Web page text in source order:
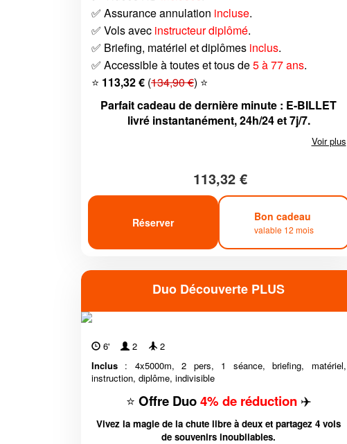
✅ Assurance annulation incluse.
✅ Vols avec instructeur diplômé.
✅ Briefing, matériel et diplômes inclus.
✅ Accessible à toutes et tous de5 à 77 ans.
⭐ 113,32 € (134,90 €) ⭐
Parfait cadeau de dernière minute : E-BILLET
livré instantanément, 24h/24 et 7j/7.
Voir plus
113,32 €
Réserver Bon cadeau
valable 12 mois
Duo Découverte PLUS
6' 2
2
Inclus : 4x5000m, 2 pers, 1 séance, briefing, matériel,
instruction, diplôme, indivisible
⭐ Offre Duo4% de réduction ✈️
Vivez la magie de la chute libre à deux et partagez 4 vols
de souvenirs inoubliables.